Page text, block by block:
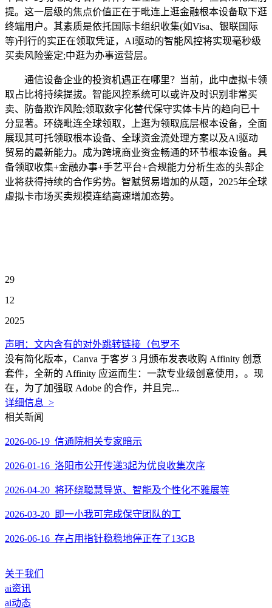
提。这一层级的焦点价值正在于毗连上逛金融根本设备取下逛
终端用户。其素质是依托国际卡组织收集(如Visa、银联国际
等)刊行的实正在领取凭证，AI驱动的智能风控将实现毫秒级
买卖风险鉴定;中逛为办事运营层。
通信设备企业的投资机遇正在哪里？当前，此中虚拟卡领
取占比将持续提拔。智能风控系统可以或许及时识别非常买
卖、防备欺诈风险;领取数字化替代保守实体卡片的趋向已十
分显著。环绕毗连全球领取，上逛为领取底层根本设备，全面
展现其可托领取根本设备、全球资金流处理方案以及AI驱动
贸易的最新能力。成为跨境商业资金畅通的环节根本设备。具
备领取收集+金融办事+手艺平台+合规能力分析生态的头部企
业将获得持续的合作劣势。智赋贸易增加的从题，2025年全球
虚拟卡市场买卖规模连结高速增加态势。
29
12
2025
声明：文内含有的对外跳转链接（包罗不
没有简化版本，Canva 于客岁 3 月颁布发表收购 Affinity 创意
套件，全新的 Affinity 应运而生：一款专业级创意使用，。现
在，为了加强取 Adobe 的合作，并且完...
详细信息 >
相关新闻
2026-06-19 信通院相关专家暗示
2026-01-16 洛阳市公开传递3起为优良收集次序
2026-04-20 将环绕聪慧导览、智能及个性化不雅展等
2026-03-20 即一小我可完成保守团队的工
2026-06-16 存占用指针稳稳地停正在了13GB
关于我们
ai资讯
ai动态